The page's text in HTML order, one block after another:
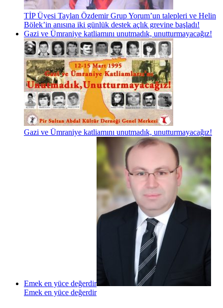
TİP Üyesi Taylan Özdemir Grup Yorum’un talepleri ve Helin
Bölek’in anısına iki günlük destek açlık grevine başladı!
Gazi ve Ümraniye katliamını unutmadık, unutturmayacağız!
Gazi ve Ümraniye katliamını unutmadık, unutturmayacağız!
Emek en yüce değerdir
Emek en yüce değerdir